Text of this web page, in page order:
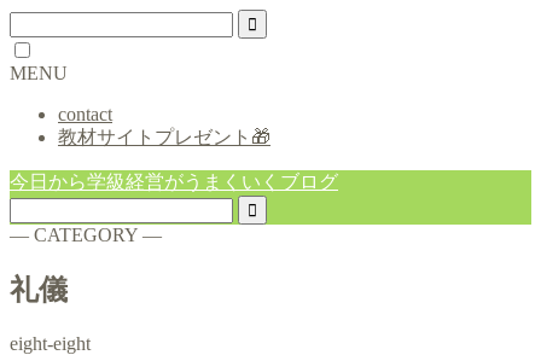
MENU
contact
教材サイトプレゼント🎁
今日から学級経営がうまくいくブログ
― CATEGORY ―
礼儀
eight-eight